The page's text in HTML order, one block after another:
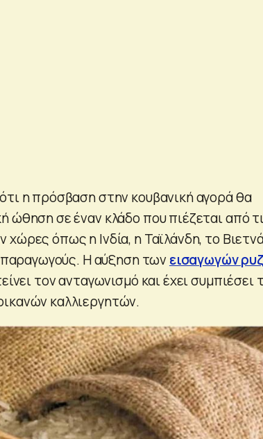
η πρόσβαση στην κουβανική αγορά θα
ώθηση σε έναν κλάδο που πιέζεται από
όπως η Ινδία, η Ταϊλάνδη, το
παραγωγούς. Η αύξηση των εισαγωγών
τον ανταγωνισμό και έχει συμπιέσει
καλλιεργητών.